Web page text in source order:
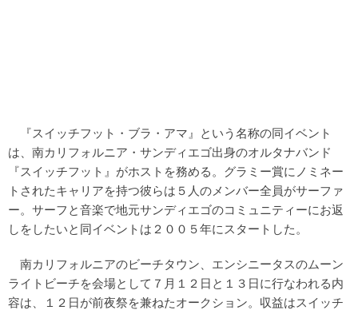
『スイッチフット・ブラ・アマ』という名称の同イベント
は、南カリフォルニア・サンディエゴ出身のオルタナバンド
『スイッチフット』がホストを務める。グラミー賞にノミネー
トされたキャリアを持つ彼らは５人のメンバー全員がサーファ
ー。サーフと音楽で地元サンディエゴのコミュニティーにお返
しをしたいと同イベントは２００５年にスタートした。
南カリフォルニアのビーチタウン、エンシニータスのムーン
ライトビーチを会場として７月１２日と１３日に行なわれる内
容は、１２日が前夜祭を兼ねたオークション。収益はスイッチ